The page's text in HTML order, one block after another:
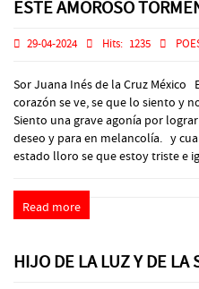
ESTE AMOROSO
29-04-2024 Hits: 1235
Sor Juana Inés de la Cruz
corazón se ve, se que lo siento y
Siento una grave agonía por
deseo y para en melancolía. y
estado lloro se que estoy triste e
Read more
HIJO DE LA LUZ Y DE LA